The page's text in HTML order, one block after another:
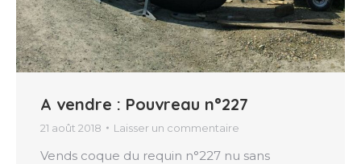
A vendre : Pouvreau n°227
21 août 2018 Laisser un commentaire
Vends coque du requin n°227 nu sans